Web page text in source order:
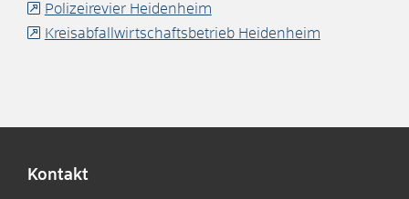
Polizeirevier Heidenheim
Kreisabfallwirtschaftsbetrieb Heidenheim
Kontakt